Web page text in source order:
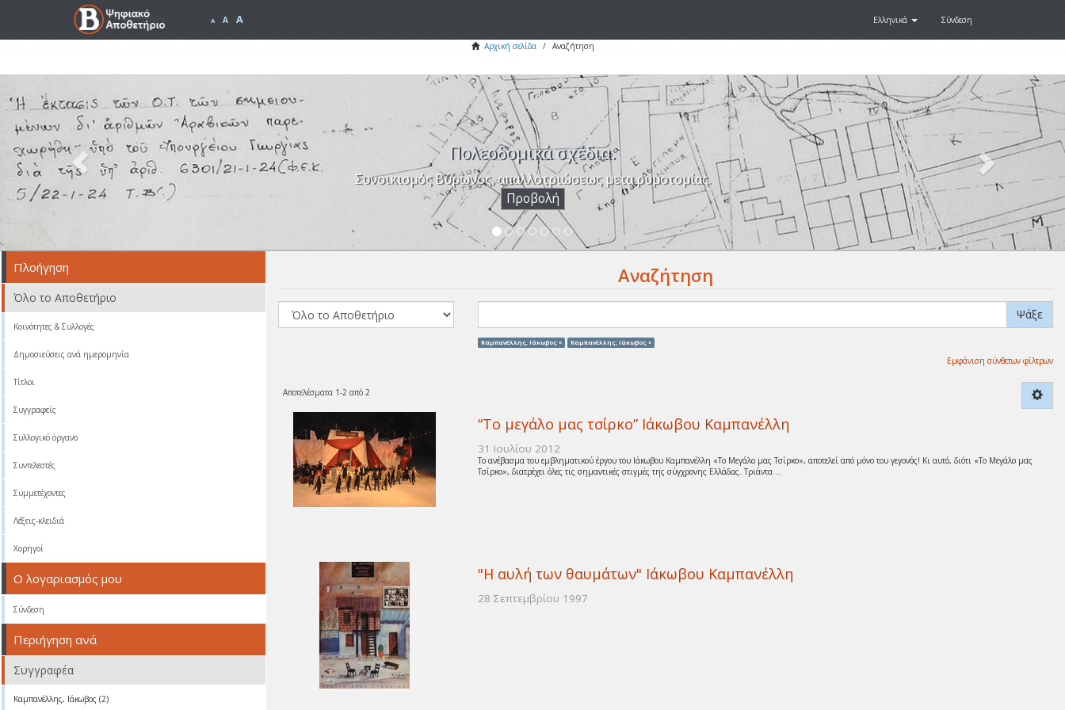
A A A Ελληνικά Σύνδεση
Αρχική σελίδα Αναζήτηση
Πολεοδομικά σχέδια.
Συνοικισμός Βύρωνος, απαλλοτριώσεως μετα ρυμοτομίας.
Προβολή
Next
Αναζήτηση
Ψάξε
Καμπανέλλης, Ιάκωβος × Καμπανέλλης, Ιάκωβος ×
Εμφάνιση σύνθετων φίλτρων
Αποτελέσματα 1-2 από 2
“Το μεγάλο μας τσίρκο” Ιάκωβου Καμπανέλλη
31 Ιουλίου 2012
Το ανέβασμα του εμβληματικού έργου του Ιάκωβου Καμπανέλλη «Το Μεγάλο μας Τσίρκο», αποτελεί από μόνο του γεγονός! Κι αυτό, διότι «Το Μεγάλο μας
Τσίρκο», διατρέχει όλες τις σημαντικές στιγμές της σύγχρονης Ελλάδας. Τριάντα ...
"Η αυλή των θαυμάτων" Ιάκωβου Καμπανέλλη
28 Σεπτεμβρίου 1997
Πλοήγηση
Όλο το Αποθετήριο
Κοινότητες & Συλλογές
Δημοσιεύσεις ανά ημερομηνία
Τίτλοι
Συγγραφείς
Συλλογικό όργανο
Συντελεστές
Συμμετέχοντες
Λέξεις-κλειδιά
Χορηγοί
Ο λογαριασμός μου
Σύνδεση
Περιήγηση ανά
Συγγραφέα
Καμπανέλλης, Ιάκωβος (2)